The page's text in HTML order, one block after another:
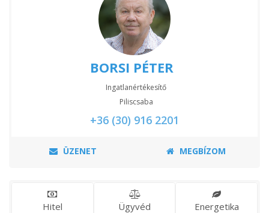
BORSI PÉTER
Ingatlanértékesítő
Piliscsaba
+36 (30) 916 2201
ÜZENET MEGBÍZOM
Hitel Ügyvéd Energetika